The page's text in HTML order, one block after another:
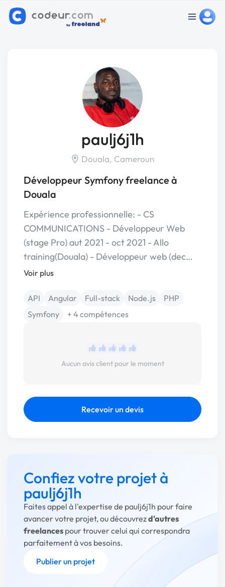
paulj6j1h
Douala, Cameroun
Développeur Symfony freelance à
Douala
Expérience professionnelle: - CS
COMMUNICATIONS - Développeur Web
(stage Pro) aut 2021 - oct 2021 - Allo
training(Douala) - Développeur web (dec…
Voir plus
API Angular Full-stack Node.js
PHP
Symfony
+ 4 compétences
Aucun avis client pour le moment
Recevoir un devis
Confiez votre projet à
paulj6j1h
Faites appel à l'expertise de paulj6j1h pour faire
avancer votre projet, ou découvrezd'autres
freelances pour trouver celui qui correspondra
parfaitement à vos besoins.
Publier un projet